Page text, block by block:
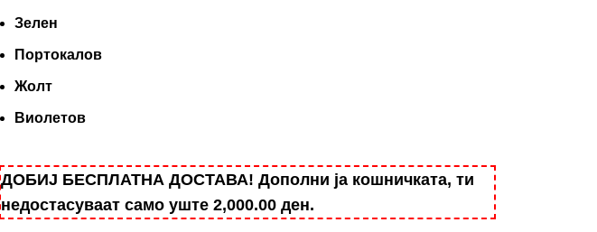
Зелен
Портокалов
Жолт
Виолетов
ДОБИЈ БЕСПЛАТНА ДОСТАВА! Дополни ја кошничката, ти
недостасуваат само уште 2,000.00 ден.